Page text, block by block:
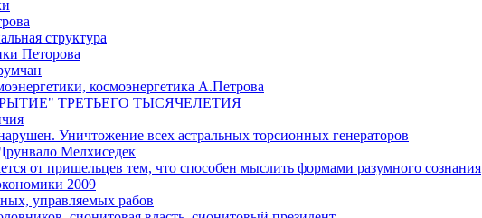
структура
Петорова
космоэнергетика А.Петрова
ТРЕТЬЕГО ТЫСЯЧЕЛЕТИЯ
Уничтожение всех астральных торсионных генераторов
Мелхиседек
от пришельцев тем, что способен мыслить формами разумного сознания
2009
управляемых рабов